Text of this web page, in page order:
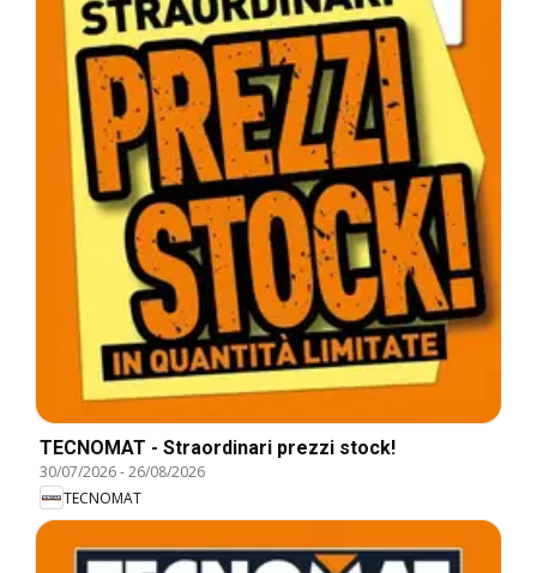
TECNOMAT - Straordinari prezzi stock!
30/07/2026-26/08/2026
TECNOMAT